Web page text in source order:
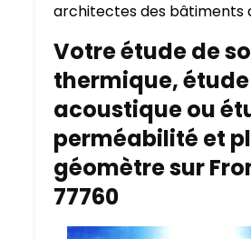
architectes des bâtiments
Votre étude de
thermique, étude
acoustique ou
perméabilité et
géomètre sur
77760